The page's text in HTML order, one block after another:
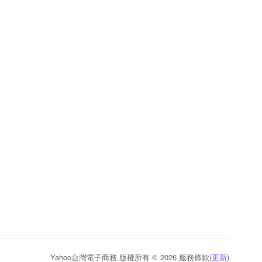
Yahoo台灣電子商務 版權所有 © 2026 服務條款(更新)